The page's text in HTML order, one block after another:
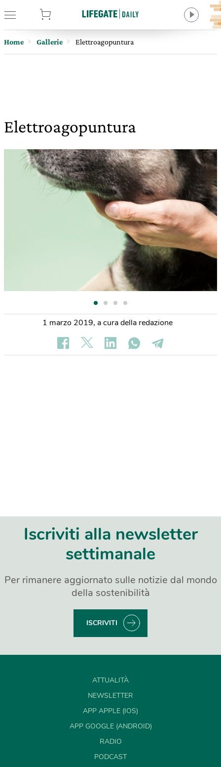
Home Gallerie Elettroagopuntura
Elettroagopuntura
1 marzo 2019, a cura della redazione
Iscriviti alla newsletter
settimanale
Per rimanere aggiornato sulle notizie dal mondo
della sostenibilità
ISCRIVITI
ATTUALITÀ
NEWSLETTER
APP APPLE (IOS)
APP GOOGLE (ANDROID)
RADIO
PODCAST